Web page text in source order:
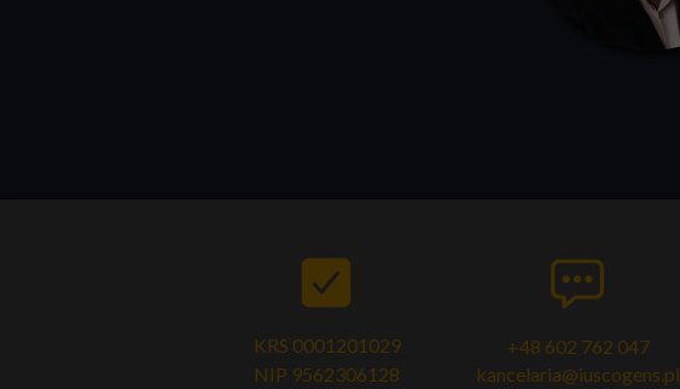
KRS 0001201029
NIP 9562306128
+48 602 762 047
kancelaria@iuscogens.pl